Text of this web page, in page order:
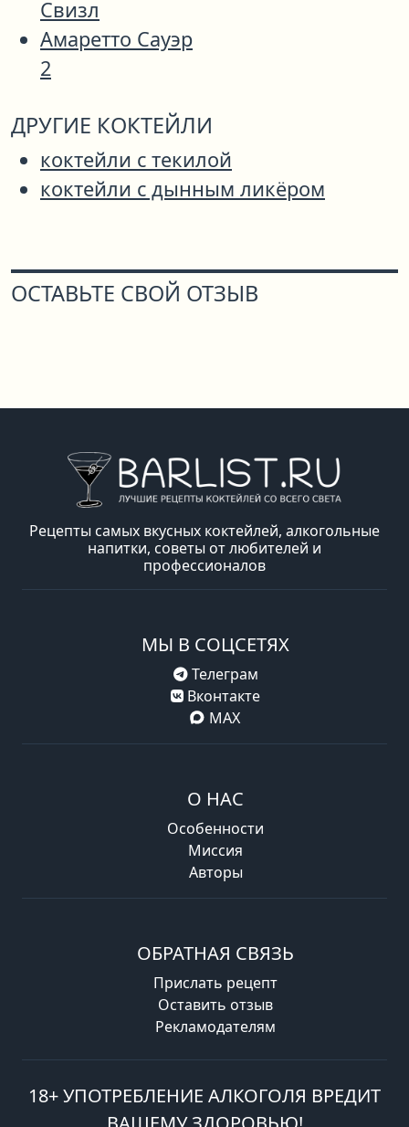
Свизл
Амаретто Сауэр
2
ДРУГИЕ КОКТЕЙЛИ
коктейли с текилой
коктейли с дынным ликёром
ОСТАВЬТЕ СВОЙ ОТЗЫВ
Рецепты самых вкусных коктейлей, алкогольные
напитки, советы от любителей и
профессионалов
МЫ В СОЦСЕТЯХ
Телеграм
Вконтакте
MAX
О НАС
Особенности
Миссия
Авторы
ОБРАТНАЯ СВЯЗЬ
Прислать рецепт
Оставить отзыв
Рекламодателям
18+ УПОТРЕБЛЕНИЕ АЛКОГОЛЯ ВРЕДИТ